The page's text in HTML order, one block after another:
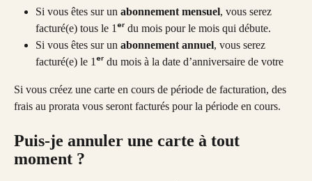
Si vous êtes sur un abonnement mensuel, vous serez
facturé(e) tous le 1ᵉʳ du mois pour le mois qui débute.
Si vous êtes sur un abonnement annuel, vous serez
facturé(e) le 1ᵉʳ du mois à la date d’anniversaire de votre
Si vous créez une carte en cours de période de facturation, des
frais au prorata vous seront facturés pour la période en cours.
Puis-je annuler une carte à tout
moment ?